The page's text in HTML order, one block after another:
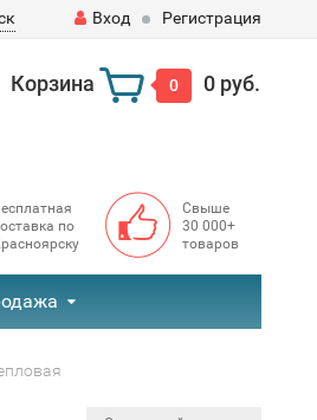
Вход Регистрация
Корзина 0 0 руб.
по
Свыше
30 000+
товаров